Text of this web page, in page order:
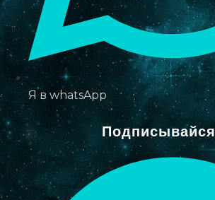
Я в whatsApp
Подписывайся